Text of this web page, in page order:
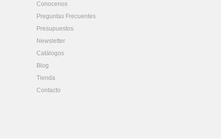
Conocenos
Preguntas Frecuentes
Presupuestos
Newsletter
Catálogos
Blog
Tienda
Contacto